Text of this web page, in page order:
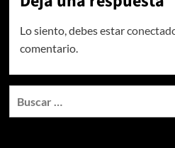
Lo siento, debes estar
comentario.